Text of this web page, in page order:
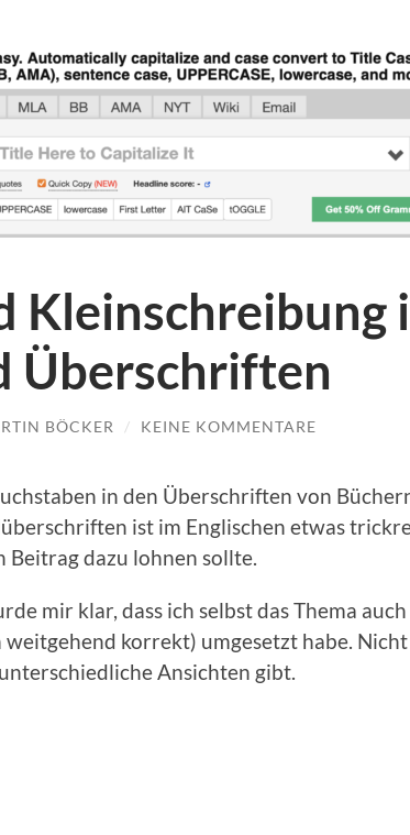
Kleinschreibung
Überschriften
BÖCKER / KEINE KOMMENTARE
in den Über­schriften von
ist im Englis­chen etwas
Beitrag dazu lohnen sollte.
mir klar, dass ich selb­st das The­ma
weit­ge­hend kor­rekt) umge­set­zt habe.
Ansicht­en gibt.